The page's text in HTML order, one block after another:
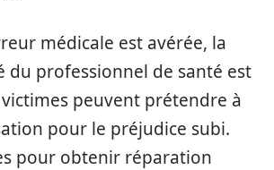
médicale est avérée, la
du professionnel de santé est
peuvent prétendre à
pour le préjudice subi.
pour obtenir réparation